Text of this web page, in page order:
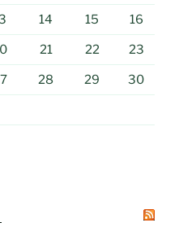
14 15 16
21 22 23
28 29 30